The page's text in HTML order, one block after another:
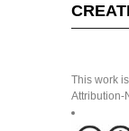
This work
Attribution-